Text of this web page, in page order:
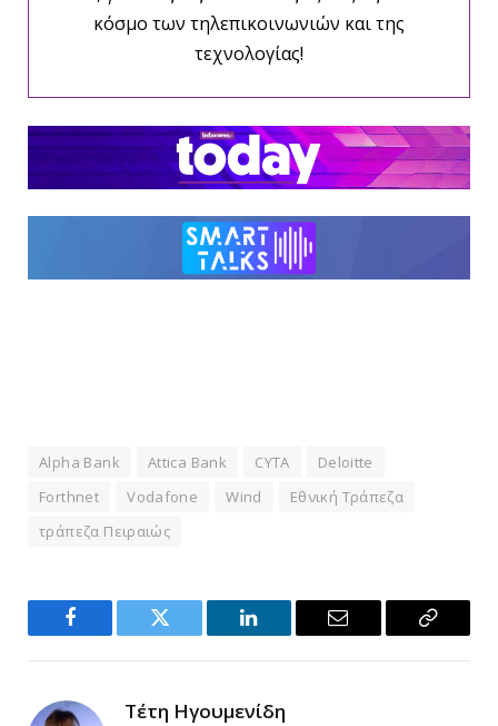
κόσμο των τηλεπικοινωνιών και της
τεχνολογίας!
Alpha Bank Attica Bank CYTA
Deloitte
Forthnet
Vodafone Wind
Εθνική Τράπεζα
τράπεζα Πειραιώς
Facebook Twitter LinkedIn Email
Copy
Τέτη Ηγουμενίδη